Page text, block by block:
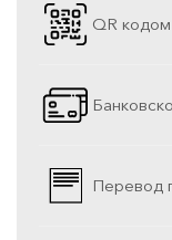
QR
Перевод